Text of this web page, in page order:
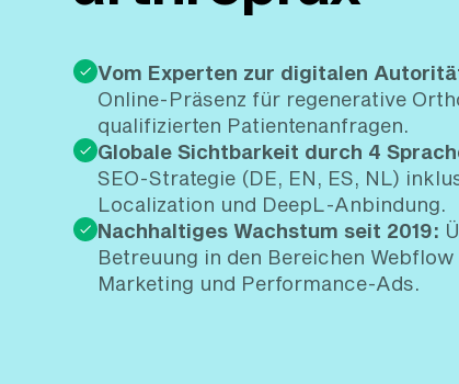
Vom Experten zur digitalen
Online-Präsenz für regenerative
qualifizierten Patientenanfragen.
Globale Sichtbarkeit durch 4
SEO-Strategie (DE, EN, ES, NL)
Localization und DeepL-Anbindung.
Nachhaltiges Wachstum seit 2019:
Betreuung in den Bereichen
Marketing und Performance-Ads.